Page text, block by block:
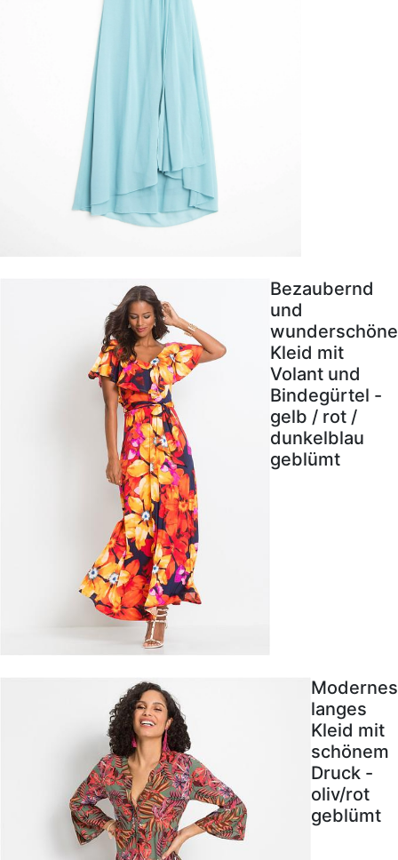
Bezaubernd
und
wunderschöne
Kleid mit
Volant und
Bindegürtel -
gelb / rot /
dunkelblau
geblümt
Modernes
langes
Kleid mit
schönem
Druck -
oliv/rot
geblümt